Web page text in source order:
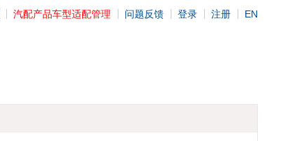
汽配产品车型适配管理 问题反馈 登录 注册 EN